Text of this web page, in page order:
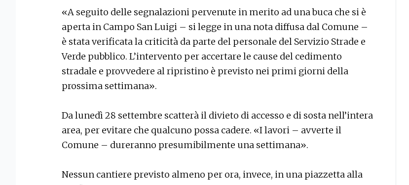
«A seguito delle segnalazioni pervenute in merito ad una buca che si è
aperta in Campo San Luigi – si legge in una nota diffusa dal Comune –
è stata verificata la criticità da parte del personale del Servizio Strade e
Verde pubblico. L’intervento per accertare le cause del cedimento
stradale e provvedere al ripristino è previsto nei primi giorni della
prossima settimana».
Da lunedì 28 settembre scatterà il divieto di accesso e di sosta nell’intera
area, per evitare che qualcuno possa cadere. «I lavori – avverte il
Comune – dureranno presumibilmente una settimana».
Nessun cantiere previsto almeno per ora, invece, in una piazzetta alla